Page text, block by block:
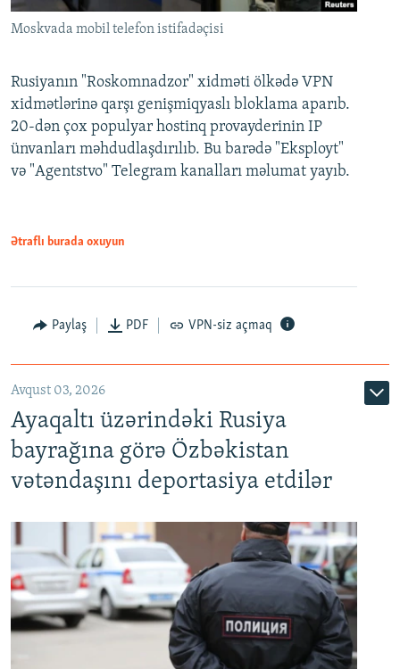
Moskvada mobil telefon istifadəçisi
Rusiyanın "Roskomnadzor" xidməti ölkədə VPN
xidmətlərinə qarşı genişmiqyaslı bloklama aparıb.
20-dən çox populyar hostinq provayderinin IP
ünvanları məhdudlaşdırılıb. Bu barədə "Eksployt"
və "Agentstvo" Telegram kanalları məlumat yayıb.
Ətraflı burada oxuyun
Paylaş PDF VPN-siz açmaq
Avqust 03, 2026
Ayaqaltı üzərindəki Rusiya
bayrağına görə Özbəkistan
vətəndaşını deportasiya etdilər